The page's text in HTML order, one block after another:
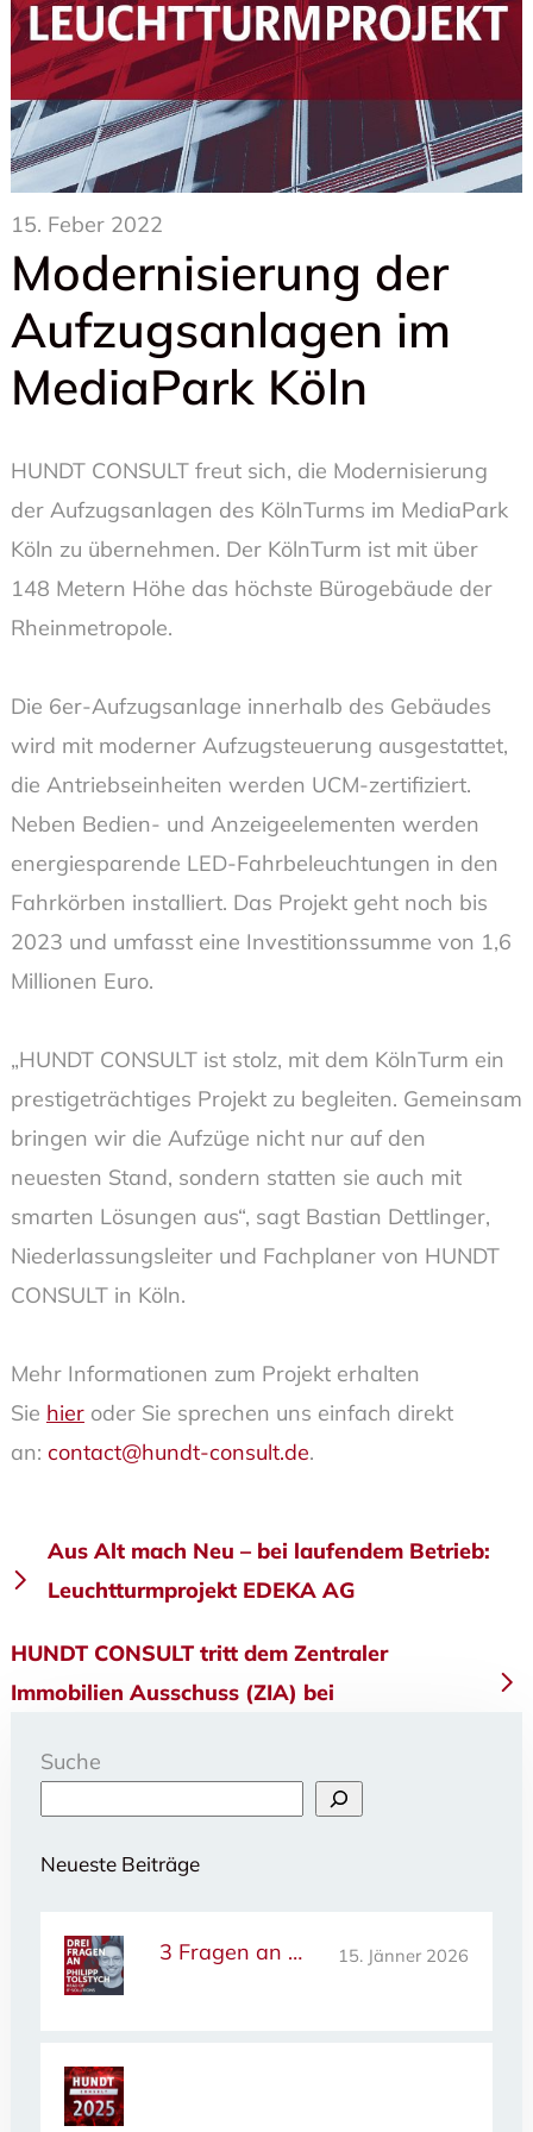
15. Feber 2022
Modernisierung der
Aufzugsanlagen im
MediaPark Köln
HUNDT CONSULT freut sich, die Modernisierung
der Aufzugsanlagen des KölnTurms im MediaPark
Köln zu übernehmen. Der KölnTurm ist mit über
148 Metern Höhe das höchste Bürogebäude der
Rheinmetropole.
Die 6er-Aufzugsanlage innerhalb des Gebäudes
wird mit moderner Aufzugsteuerung ausgestattet,
die Antriebseinheiten werden UCM-zertifiziert.
Neben Bedien- und Anzeigeelementen werden
energiesparende LED-Fahrbeleuchtungen in den
Fahrkörben installiert. Das Projekt geht noch bis
2023 und umfasst eine Investitionssumme von 1,6
Millionen Euro.
„HUNDT CONSULT ist stolz, mit dem KölnTurm ein
prestigeträchtiges Projekt zu begleiten. Gemeinsam
bringen wir die Aufzüge nicht nur auf den
neuesten Stand, sondern statten sie auch mit
smarten Lösungen aus“, sagt Bastian Dettlinger,
Niederlassungsleiter und Fachplaner von HUNDT
CONSULT in Köln.
Mehr Informationen zum Projekt erhalten
Sie hieroder Sie sprechen uns einfach direkt
an: contact@hundt-consult.de.
Beitragsnavigation
Aus Alt mach Neu – bei laufendem Betrieb:
Leuchtturmprojekt EDEKA AG
HUNDT CONSULT tritt dem Zentraler
Immobilien Ausschuss (ZIA) bei
Suche
Neueste Beiträge
3 Fragen an … 15. Jänner 2026